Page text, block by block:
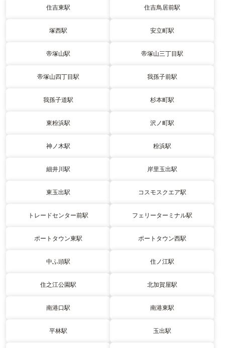
住吉東駅 住吉鳥居前駅
塚西駅 安立町駅
帝塚山駅 帝塚山三丁目駅
帝塚山四丁目駅 我孫子前駅
我孫子道駅 杉本町駅
東粉浜駅 沢ノ町駅
神ノ木駅 粉浜駅
細井川駅 岸里玉出駅
東玉出駅 コスモスクエア駅
トレードセンター前駅 フェリーターミナル駅
ポートタウン東駅 ポートタウン西駅
中ふ頭駅 住ノ江駅
住之江公園駅 北加賀屋駅
南港口駅 南港東駅
平林駅 玉出駅